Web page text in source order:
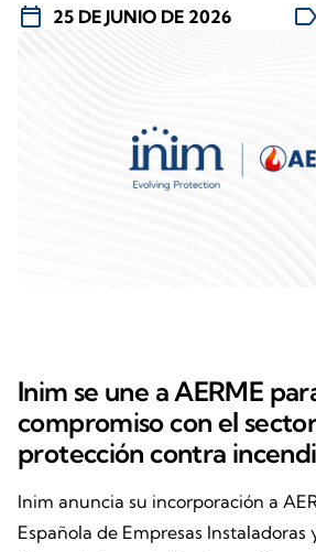
calendar_today 25 DE JUNIO DE 2026 label
Inim se une a AERME
compromiso con el
protección contra
Inim anuncia su incorporación a
Española de Empresas Instaladoras